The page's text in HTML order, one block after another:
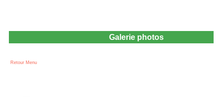
Galerie photos
Retour Menu